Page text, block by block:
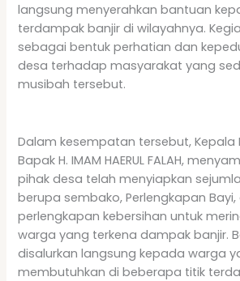
langsung menyerahkan bantuan
terdampak banjir di wilayahnya.
sebagai bentuk perhatian dan
desa terhadap masyarakat yang
musibah tersebut.
Dalam kesempatan tersebut, Kepala
Bapak H. IMAM HAERUL FALAH,
pihak desa telah menyiapkan
berupa sembako, Perlengkapan Bayi,
perlengkapan kebersihan untuk
warga yang terkena dampak banjir.
disalurkan langsung kepada warga
membutuhkan di beberapa titik